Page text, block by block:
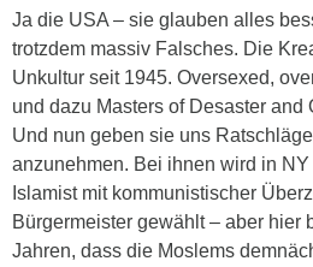
Ja die USA – sie glauben alles
trotzdem massiv Falsches. Die
Unkultur seit 1945. Oversexed,
und dazu Masters of Desaster and
Und nun geben sie uns
anzunehmen. Bei ihnen wird in
Islamist mit kommunistischer
Bürgermeister gewählt – aber hier
Jahren, dass die Moslems